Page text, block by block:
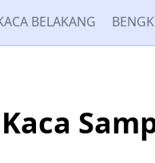
BELAKANG